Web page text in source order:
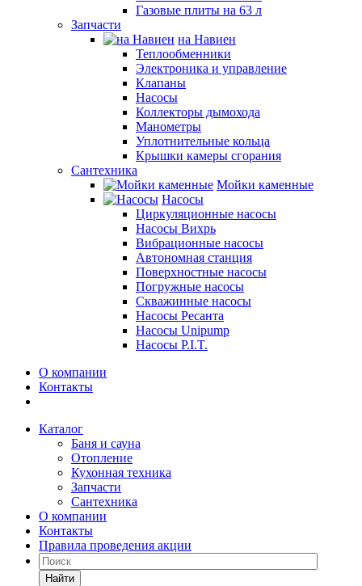
Газовые плиты на 63 л
Запчасти
на Навиен
Теплообменники
Электроника и управление
Клапаны
Насосы
Коллекторы дымохода
Манометры
Уплотнительные кольца
Крышки камеры сгорания
Сантехника
Мойки каменные
Насосы
Циркуляционные насосы
Насосы Вихрь
Вибрационные насосы
Автономная станция
Поверхностные насосы
Погружные насосы
Скважинные насосы
Насосы Ресанта
Насосы Unipump
Насосы P.I.T.
О компании
Контакты
Каталог
Баня и сауна
Отопление
Кухонная техника
Запчасти
Сантехника
О компании
Контакты
Правила проведения акции
Найти